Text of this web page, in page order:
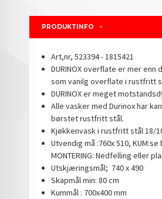
PRODUKTINFO
Art,nr, 523394 - 1815421
DURINOX overflate er mer enn
som vanilg overflate i rustfritt
DURINOX er meget
Alle vasker med Durinox har
børstet rustfritt stål.
Kjøkkenvask i rustfritt stål 18/
Utvendig må :760x 510, KUM:se
MONTERING: Nedfelling eller
Utskjæringsmål; 740 x 490
Skapmål min: 80 cm
Kummål : 700x400 mm